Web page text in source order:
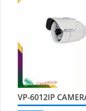
VP-6012IP